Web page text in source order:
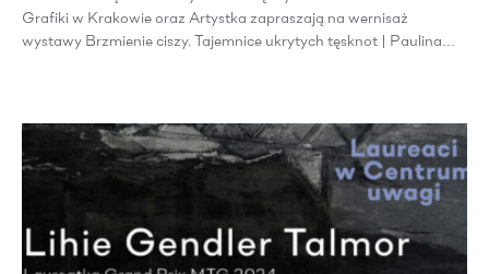
Grafiki w Krakowie oraz Artystka zapraszają na wernisaż
wystawy Brzmienie ciszy. Tajemnice ukrytych tęsknot | Paulina…